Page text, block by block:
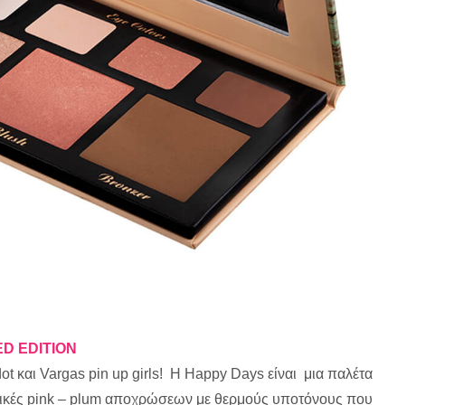
EDITION
και Vargas pin up girls! H Happy Days είναι μια παλέτα
pink – plum αποχρώσεων με θερμούς υποτόνους που